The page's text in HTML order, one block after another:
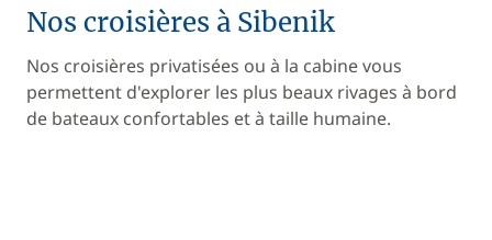
Nos croisières à Sibenik
Nos croisières privatisées ou à la cabine vous
permettent d'explorer les plus beaux rivages à bord
de bateaux confortables et à taille humaine.